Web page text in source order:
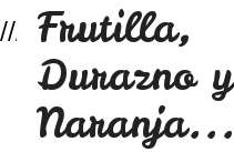
Frutilla,
Durazno y
Naranja...